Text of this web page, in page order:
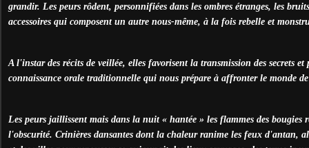
grandir. Les peurs rôdent, personnifiées dans les ombres étranges, les
accessoires qui composent un autre nous-même, à la fois rebelle et
A l'instar des récits de veillée, elles favorisent la transmission des secrets
connaissance orale traditionnelle qui nous prépare à affronter le monde
Les peurs jaillissent mais dans la nuit « hantée » les flammes des bougies
l'obscurité. Crinières dansantes dont la chaleur ranime les feux d'antan,